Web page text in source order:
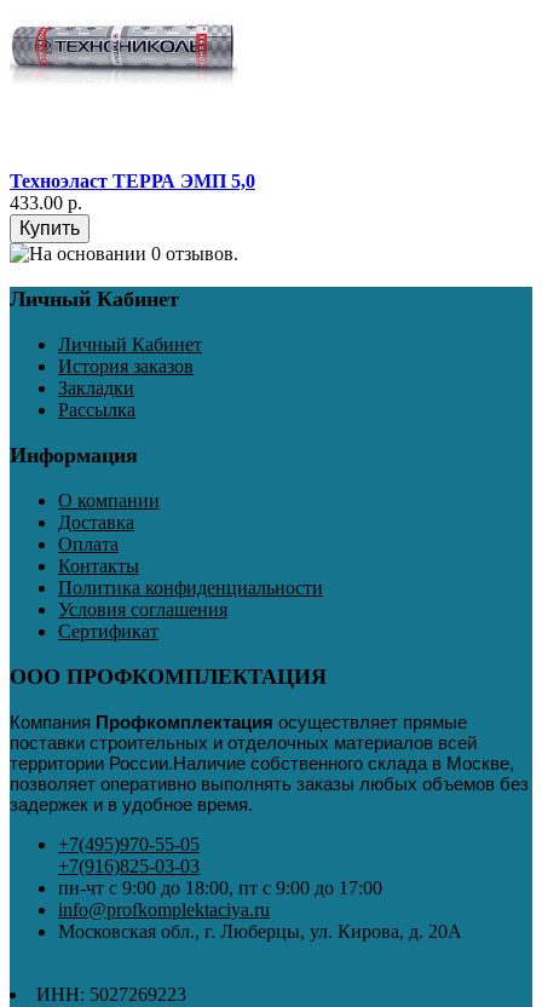
Техноэласт ТЕРРА ЭМП 5,0
433.00 р.
Личный Кабинет
Личный Кабинет
История заказов
Закладки
Рассылка
Информация
О компании
Доставка
Оплата
Контакты
Политика конфиденциальности
Условия соглашения
Сертификат
ООО ПРОФКОМПЛЕКТАЦИЯ
Компания Профкомплектация осуществляет прямые
поставки строительных и отделочных материалов всей
территории России.Наличие собственного склада в Москве,
позволяет оперативно выполнять заказы любых объемов без
задержек и в удобное время.
+7(495)970-55-05
+7(916)825-03-03
пн-чт с 9:00 до 18:00, пт с 9:00 до 17:00
info@profkomplektaciya.ru
Московская обл., г. Люберцы, ул. Кирова, д. 20А
ИНН: 5027269223